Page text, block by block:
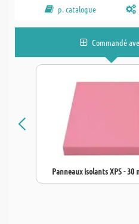
p. catalogue
Commandé
Panneaux isolants XPS - 30